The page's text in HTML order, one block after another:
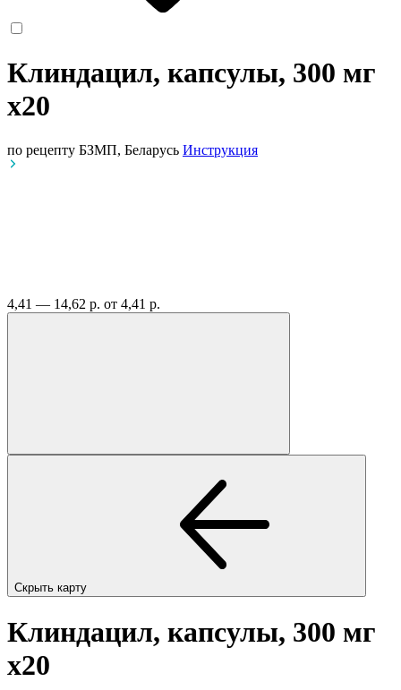
Клиндацил, капсулы, 300 мг
x20
по рецепту БЗМП, Беларусь Инструкция
4,41 — 14,62 р. от 4,41 р.
Скрыть карту
Клиндацил, капсулы, 300 мг
x20